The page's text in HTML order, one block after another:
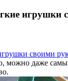
игрушки
своими
можно даже